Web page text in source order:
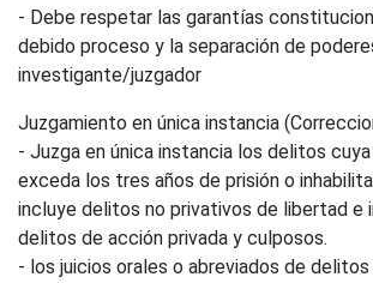
- Debe respetar las garantías
debido proceso y la separación de
investigante/juzgador
Juzgamiento en única instancia
- Juzga en única instancia los delitos cuya
exceda los tres años de prisión o
incluye delitos no privativos de libertad e
delitos de acción privada y culposos.
- los juicios orales o abreviados de